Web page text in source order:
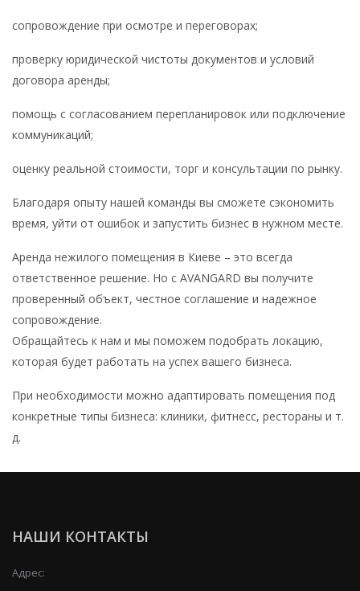
сопровождение при осмотре и переговорах;
проверку юридической чистоты документов и условий
договора аренды;
помощь с согласованием перепланировок или подключение
коммуникаций;
оценку реальной стоимости, торг и консультации по рынку.
Благодаря опыту нашей команды вы сможете сэкономить
время, уйти от ошибок и запустить бизнес в нужном месте.
Аренда нежилого помещения в Киеве – это всегда
ответственное решение. Но с AVANGARD вы получите
проверенный объект, честное соглашение и надежное
сопровождение.
Обращайтесь к нам и мы поможем подобрать локацию,
которая будет работать на успех вашего бизнеса.
При необходимости можно адаптировать помещения под
конкретные типы бизнеса: клиники, фитнесс, рестораны и т.
д.
НАШИ КОНТАКТЫ
Адрес: